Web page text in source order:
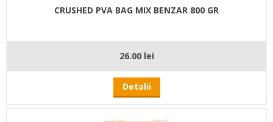
CRUSHED PVA BAG MIX BENZAR 800 GR
26.00 lei
Detalii